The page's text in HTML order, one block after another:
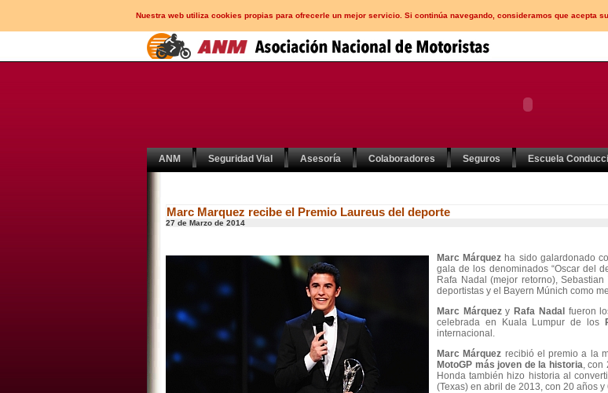
Nuestra web utiliza cookies propias para ofrecerle un mejor servicio. Si continúa navegando, consideramos que acepta
ANM Seguridad Vial Asesoría Colaboradores Seguros Escuela
Marc Marquez recibe el Premio Laureus del deporte
27 de Marzo de 2014
Marc Márquez ha sido galardonado
gala de los denominados “Oscar del
Rafa Nadal (mejor retorno),
deportistas y el Bayern Múnich como
Marc Márquezy Rafa Nadal fueron
celebrada en Kuala Lumpur de los
internacional.
Marc Márquez recibió el premio a la
MotoGP más joven de la historia, con
Honda también hizo historia al
(Texas) en abril de 2013, con 20 años y